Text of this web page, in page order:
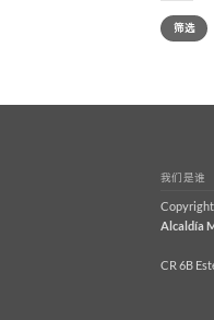
最
低
价
最
高
价
筛选
我们是谁
Alcaldía
CR 6B